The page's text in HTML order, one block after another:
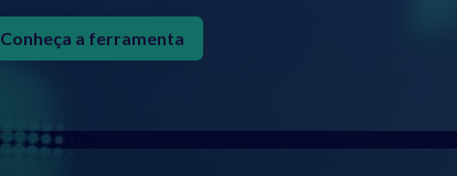
Conheça a ferramenta